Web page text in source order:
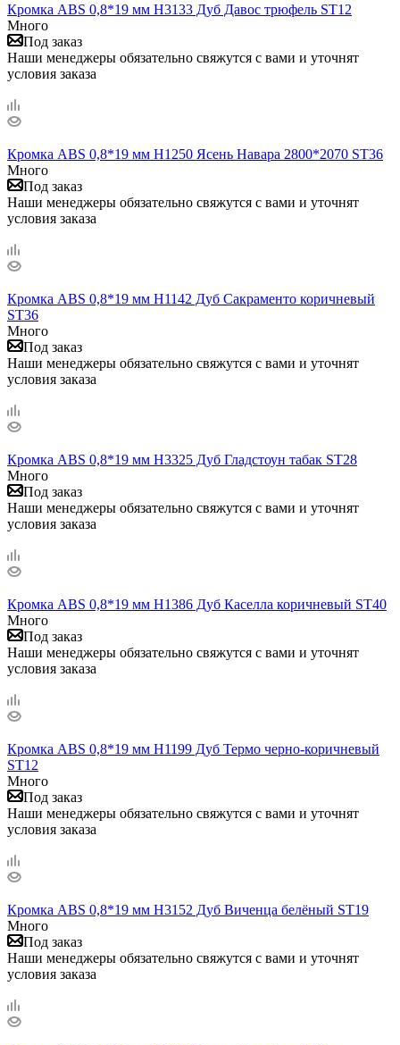
Кромка ABS 0,8*19 мм H3133 Дуб Давос трюфель ST12
Много
Под заказ
Наши менеджеры обязательно свяжутся с вами и уточнят
условия заказа
Кромка ABS 0,8*19 мм H1250 Ясень Навара 2800*2070 ST36
Много
Под заказ
Наши менеджеры обязательно свяжутся с вами и уточнят
условия заказа
Кромка ABS 0,8*19 мм H1142 Дуб Сакраменто коричневый
ST36
Много
Под заказ
Наши менеджеры обязательно свяжутся с вами и уточнят
условия заказа
Кромка ABS 0,8*19 мм H3325 Дуб Гладстоун табак ST28
Много
Под заказ
Наши менеджеры обязательно свяжутся с вами и уточнят
условия заказа
Кромка ABS 0,8*19 мм H1386 Дуб Каселла коричневый ST40
Много
Под заказ
Наши менеджеры обязательно свяжутся с вами и уточнят
условия заказа
Кромка ABS 0,8*19 мм H1199 Дуб Термо черно-коричневый
ST12
Много
Под заказ
Наши менеджеры обязательно свяжутся с вами и уточнят
условия заказа
Кромка ABS 0,8*19 мм H3152 Дуб Виченца белёный ST19
Много
Под заказ
Наши менеджеры обязательно свяжутся с вами и уточнят
условия заказа